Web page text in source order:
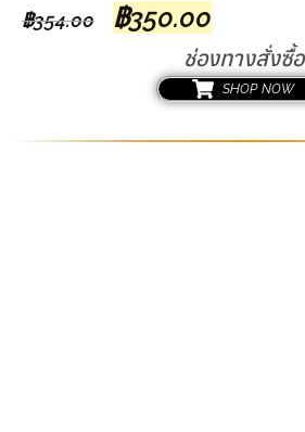
฿354.00 ฿350.00
ช่องทางสั่งซื้อ
SHOP NOW